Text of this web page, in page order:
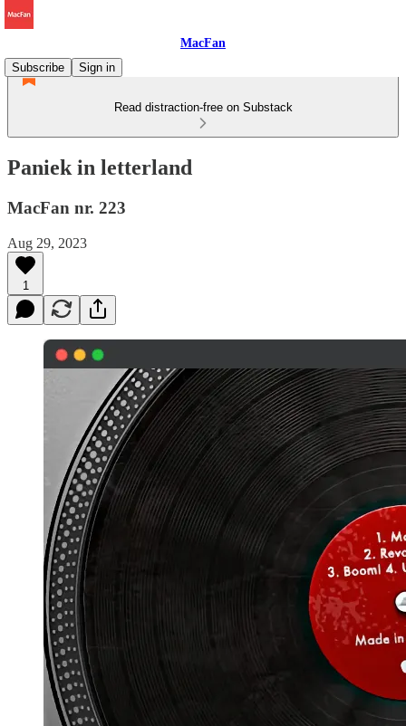
MacFan
Subscribe
Sign in
Read distraction-free on Substack
Paniek in letterland
MacFan nr. 223
Aug 29, 2023
1